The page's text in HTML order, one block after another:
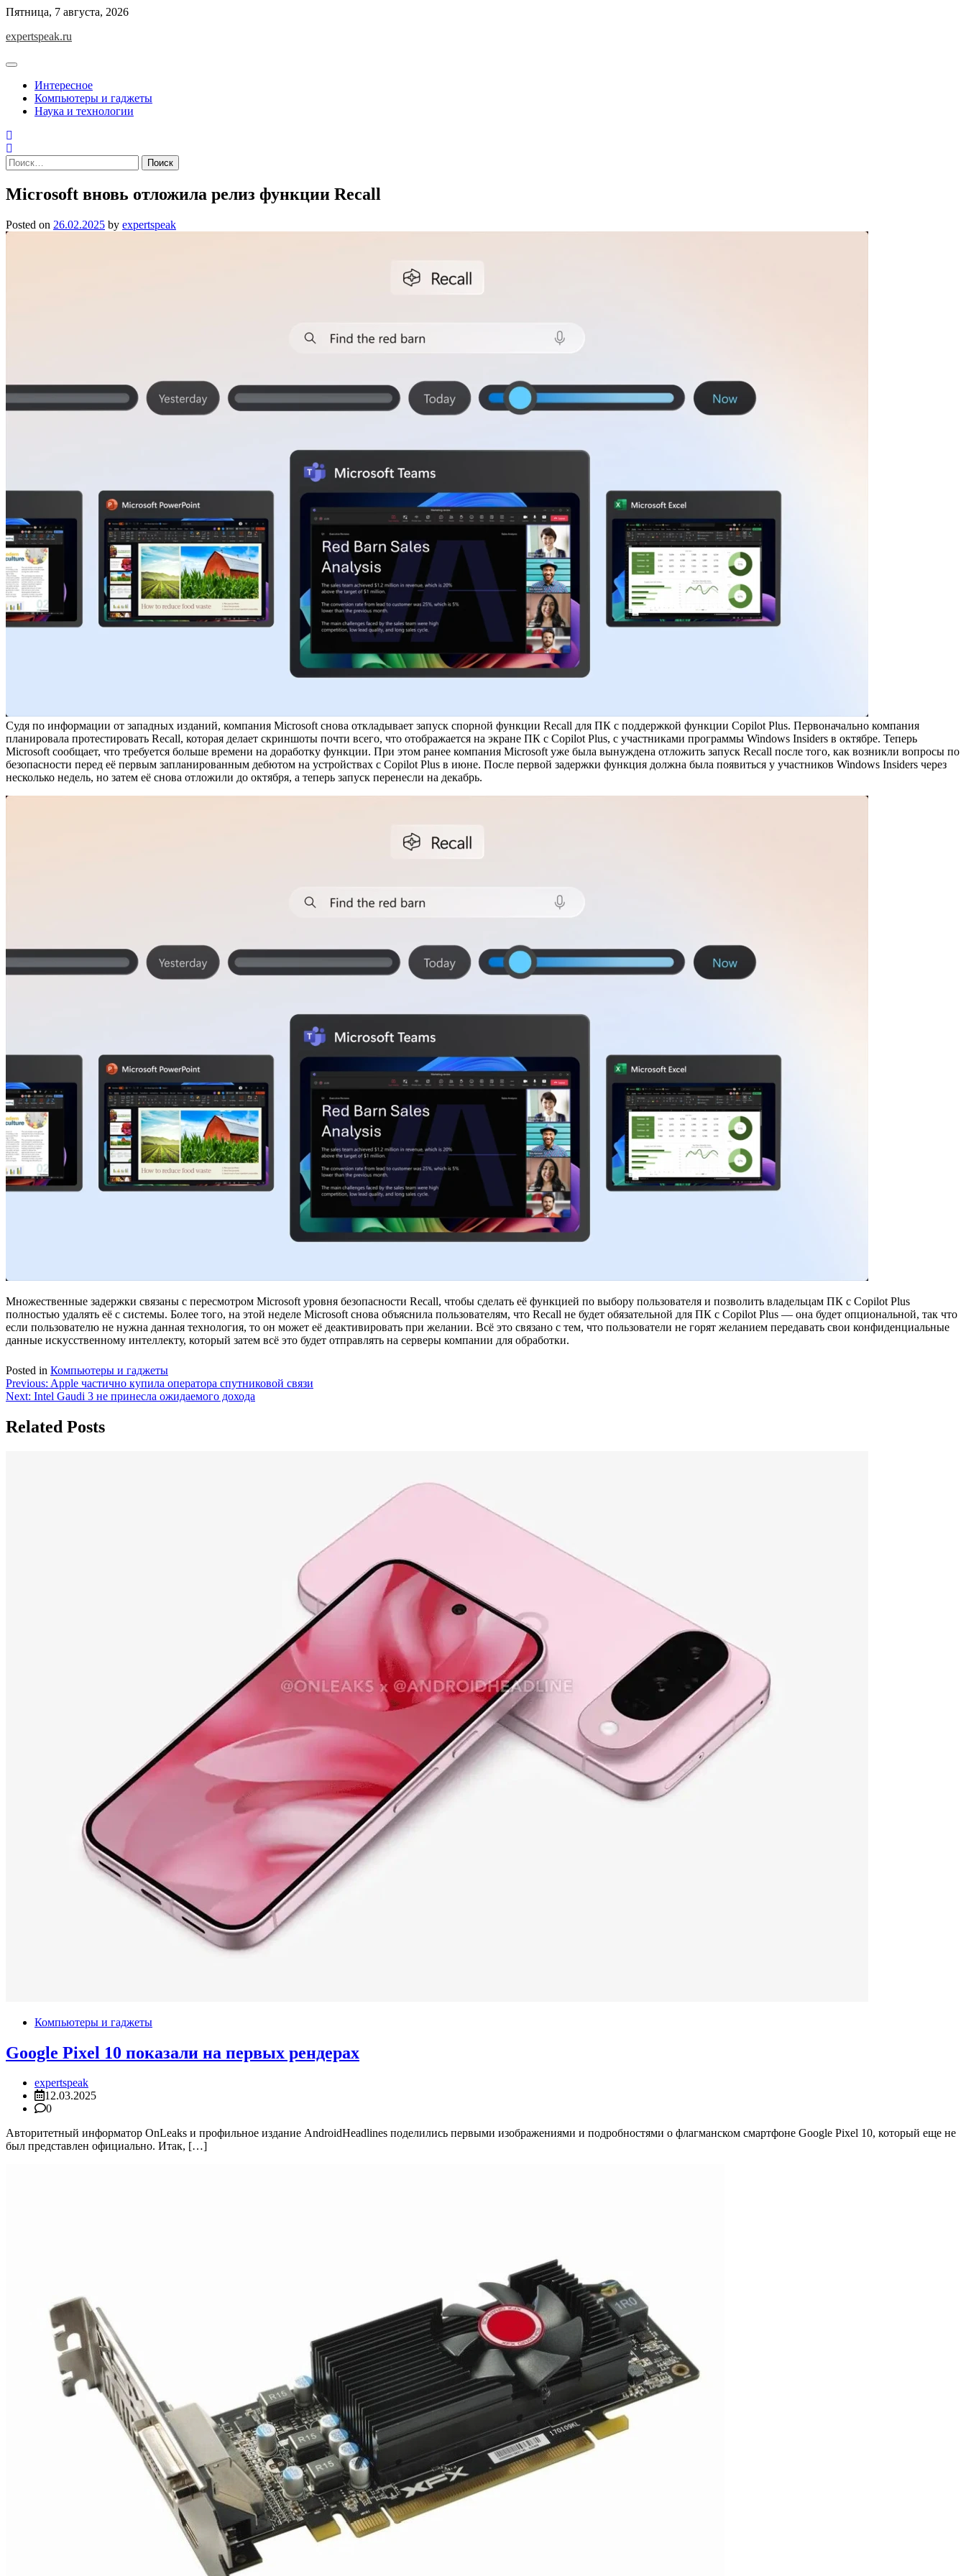
Skip
content
Пятница, 7 августа, 2026
expertspeak.ru
Интересное
Компьютеры и гаджеты
Наука и технологии
Найти:
Microsoft вновь отложила релиз функции Recall
Posted on 26.02.2025 by expertspeak
Судя по информации от западных изданий, компания Microsoft снова откладывает запуск спорной функции Recall для ПК с поддержкой функции Copilot Plus. Первоначально компания
планировала протестировать Recall, которая делает скриншоты почти всего, что отображается на экране ПК с Copilot Plus, с участниками программы Windows Insiders в октябре. Теперь
Microsoft сообщает, что требуется больше времени на доработку функции. При этом ранее компания Microsoft уже была вынуждена отложить запуск Recall после того, как возникли вопросы по
безопасности перед её первым запланированным дебютом на устройствах с Copilot Plus в июне. После первой задержки функция должна была появиться у участников Windows Insiders через
несколько недель, но затем её снова отложили до октября, а теперь запуск перенесли на декабрь.
Множественные задержки связаны с пересмотром Microsoft уровня безопасности Recall, чтобы сделать её функцией по выбору пользователя и позволить владельцам ПК с Copilot Plus
полностью удалять её с системы. Более того, на этой неделе Microsoft снова объяснила пользователям, что Recall не будет обязательной для ПК с Copilot Plus — она будет опциональной, так что
если пользователю не нужна данная технология, то он может её деактивировать при желании. Всё это связано с тем, что пользователи не горят желанием передавать свои конфиденциальные
данные искусственному интеллекту, который затем всё это будет отправлять на серверы компании для обработки.
Posted in Компьютеры и гаджеты
Навигация
по
записям
Previous: Apple частично купила оператора спутниковой связи
Next: Intel Gaudi 3 не принесла ожидаемого дохода
Related Posts
Компьютеры и гаджеты
Google Pixel 10 показали на первых рендерах
expertspeak
12.03.2025
0
Авторитетный информатор OnLeaks и профильное издание AndroidHeadlines поделились первыми изображениями и подробностями о флагманском смартфоне Google Pixel 10, который еще не
был представлен официально. Итак, […]